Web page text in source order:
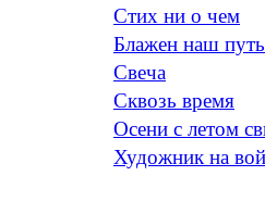
Стих ни о чем
Блажен наш путь
Свеча
Сквозь время
Осени с летом
Художник на